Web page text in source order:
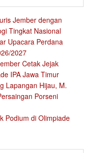
Jember dengan
Tingkat Nasional
Upacara Perdana
2027
Cetak Jejak
IPA Jawa Timur
Lapangan Hijau, M.
Porseni
Podium di Olimpiade